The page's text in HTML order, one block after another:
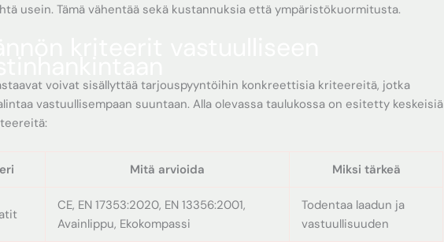
usein. Tämä vähentää sekä kustannuksia että ympäristökuormitusta.
voivat sisällyttää tarjouspyyntöihin konkreettisia kriteereitä, jotka
vastuullisempaan suuntaan. Alla olevassa taulukossa on esitetty keskeisiä
Mitä arvioida Miksi tärkeä
CE, EN 17353:2020, EN 13356:2001,
Avainlippu, Ekokompassi
Todentaa laadun ja
vastuullisuuden